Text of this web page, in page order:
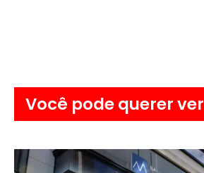
Você pode querer ver